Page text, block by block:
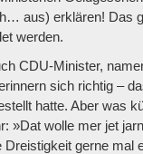
aus) erklären! Das
werden.
CDU-Minister,
sich richtig –
hatte. Aber was
»Dat wolle mer jet
gerne